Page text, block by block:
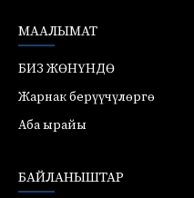
МААЛЫМАТ
БИЗ ЖӨНҮНДӨ
Жарнак берүүчүлөргө
Аба ырайы
БАЙЛАНЫШТАР